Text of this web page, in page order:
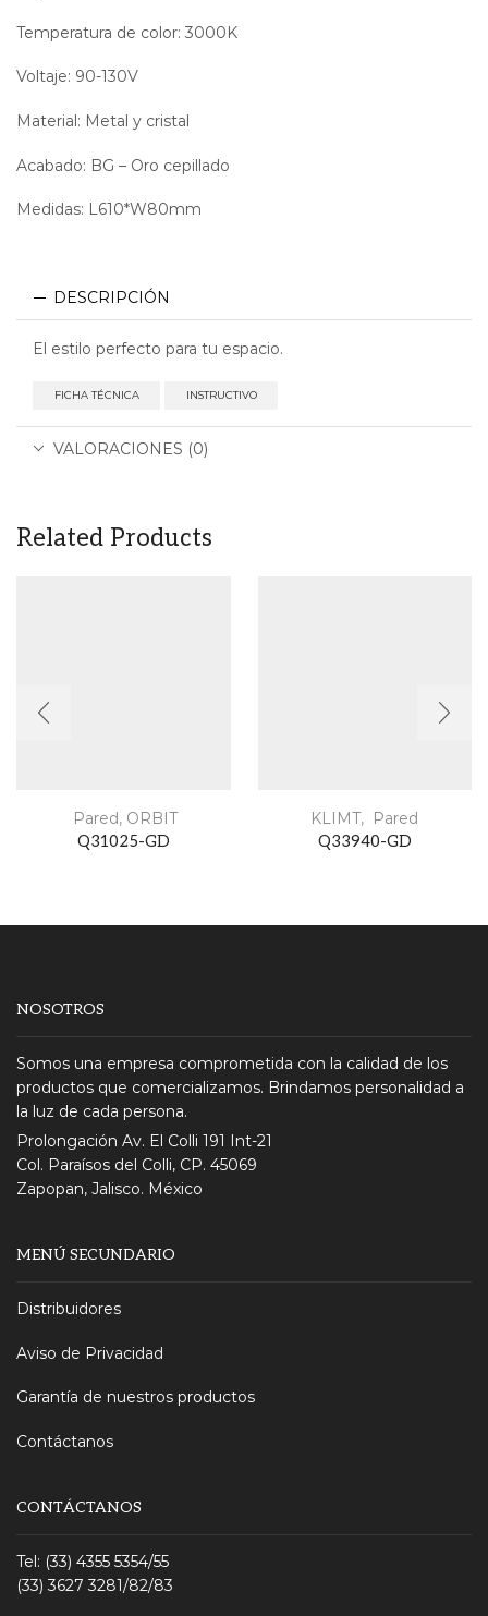
Temperatura de color: 3000K
Voltaje: 90-130V
Material: Metal y cristal
Acabado: BG – Oro cepillado
Medidas: L610*W80mm
DESCRIPCIÓN
El estilo perfecto para tu espacio.
FICHA TÉCNICA INSTRUCTIVO
VALORACIONES (0)
Related Products
Pared, ORBIT
Q31025-GD
KLIMT, Pared
Q33940-GD
NOSOTROS
Somos una empresa comprometida con la calidad de los
productos que comercializamos. Brindamos personalidad a
la luz de cada persona.
Prolongación Av. El Colli 191 Int-21
Col. Paraísos del Colli, CP. 45069
Zapopan, Jalisco. México
MENÚ SECUNDARIO
Distribuidores
Aviso de Privacidad
Garantía de nuestros productos
Contáctanos
CONTÁCTANOS
Tel: (33) 4355 5354/55
(33) 3627 3281/82/83